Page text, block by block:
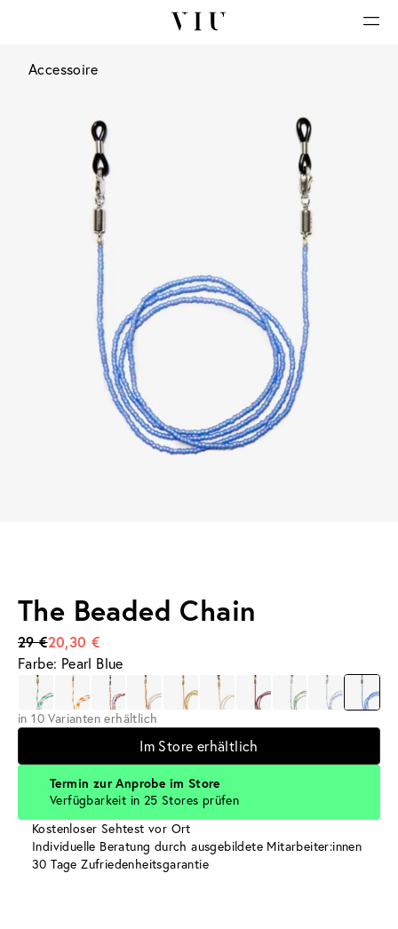
Accessoire
The Beaded Chain
29 €20,30 €
Farbe: Pearl Blue
in 10 Varianten erhältlich
Im Store erhältlich
Termin zur Anprobe im Store
Verfügbarkeit in 25 Stores prüfen
Kostenloser Sehtest vor Ort
Individuelle Beratung durch ausgebildete Mitarbeiter:innen
30 Tage Zufriedenheitsgarantie